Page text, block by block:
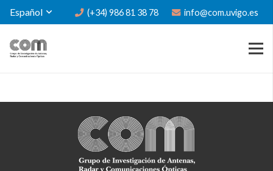
Español (+34) 986 81 38 78 info@com.uvigo.es